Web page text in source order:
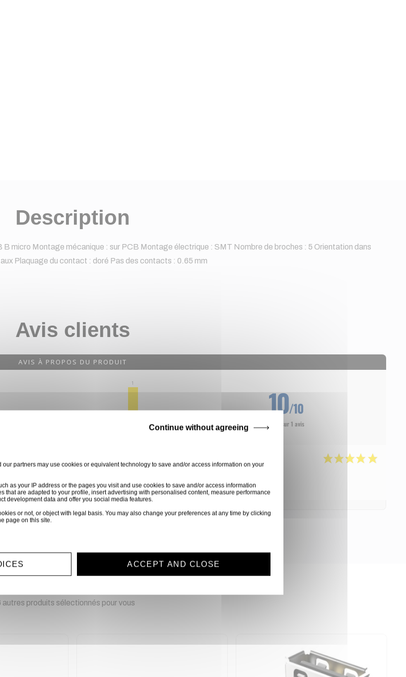
Description
micro Montage mécanique : sur PCB Montage électrique : SMT Nombre de broches : 5 Orientation dans
Plaquage du contact : doré Pas des contacts : 0.65 mm
Avis clients
AVIS À PROPOS DU PRODUIT
1
10/10
Basé sur 1 avis
autres produits sélectionnés pour vous
partners may use cookies or equivalent technology to save and/or access information on your
as your IP address or the pages you visit and use cookies to save and/or access information
that are adapted to your profile, insert advertising with personalised content, measure performance
development data and offer you social media features.
or not, or object with legal basis. You may also change your preferences at any time by clicking
page on this site.
Continue without agreeing
ACCEPT AND CLOSE